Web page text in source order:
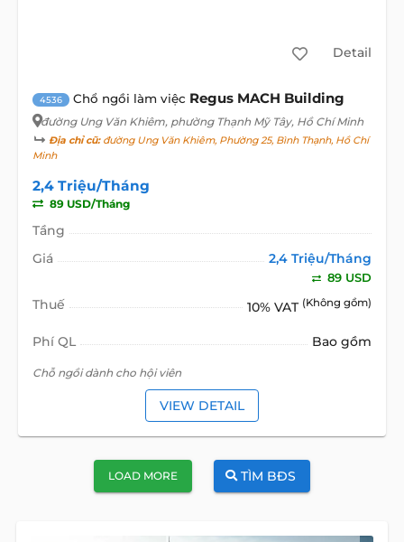
Detail
4536 Chổ ngồi làm việc Regus MACH Building
đường Ung Văn Khiêm, phường Thạnh Mỹ Tây, Hồ Chí Minh
Địa chỉ cũ:đường Ung Văn Khiêm, Phường 25, Bình Thạnh, Hồ Chí
Minh
2,4 Triệu/Tháng
89 USD/Tháng
Tầng
Giá
2,4 Triệu/Tháng
89 USD
Thuế 10% VAT (Không gồm)
Phí QL Bao gồm
Chỗ ngồi dành cho hội viên
VIEW DETAIL
LOAD MORE TÌM BĐS